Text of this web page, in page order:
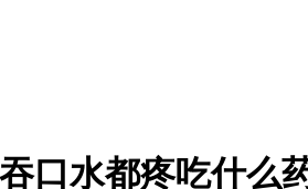
口水都疼吃什么